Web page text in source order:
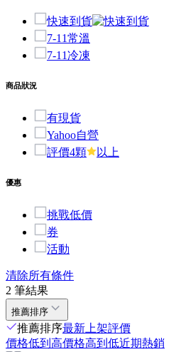
快速到貨
7-11常溫
7-11冷凍
商品狀況
有現貨
Yahoo自營
評價4顆
以上
優惠
挑戰低價
券
活動
清除所有條件
2 筆結果
推薦排序
推薦排序最新上架評價
價格低到高價格高到低近期熱銷